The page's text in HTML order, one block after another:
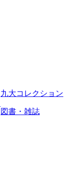
九大コレクション
図書・雑誌